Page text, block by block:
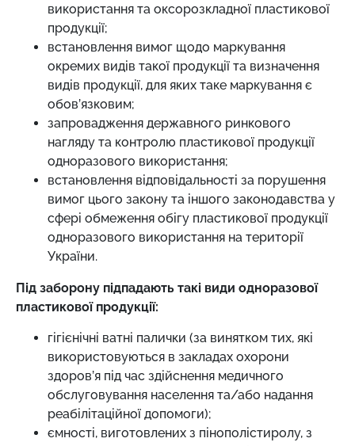
використання та оксорозкладної пластикової
продукції;
встановлення вимог щодо маркування
окремих видів такої продукції та визначення
видів продукції, для яких таке маркування є
обов’язковим;
запровадження державного ринкового
нагляду та контролю пластикової продукції
одноразового використання;
встановлення відповідальності за порушення
вимог цього закону та іншого законодавства у
сфері обмеження обігу пластикової продукції
одноразового використання на території
України.
Під заборону підпадають такі види одноразової
пластикової продукції:
гігієнічні ватні палички (за винятком тих, які
використовуються в закладах охорони
здоров’я під час здійснення медичного
обслуговування населення та/або надання
реабілітаційної допомоги);
ємності, виготовлених з пінополістиролу, з